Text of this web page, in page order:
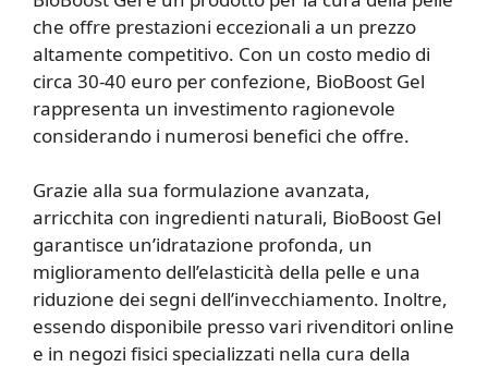
che offre prestazioni eccezionali a un prezzo
altamente competitivo. Con un costo medio di
circa 30-40 euro per confezione, BioBoost Gel
rappresenta un investimento ragionevole
considerando i numerosi benefici che offre.
Grazie alla sua formulazione avanzata,
arricchita con ingredienti naturali, BioBoost Gel
garantisce un’idratazione profonda, un
miglioramento dell’elasticità della pelle e una
riduzione dei segni dell’invecchiamento. Inoltre,
essendo disponibile presso vari rivenditori online
e in negozi fisici specializzati nella cura della